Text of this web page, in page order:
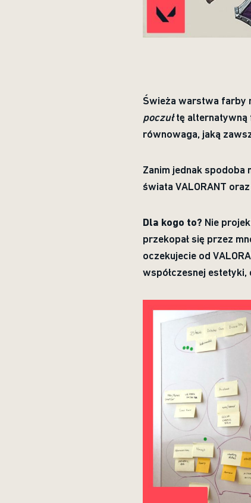
Świeża warstwa farby
poczułtę alternatywną
równowaga, jaką
Zanim jednak spodoba
świata VALORANT
Dla kogo to? Nie
przekopał się przez
oczekujecie od
współczesnej